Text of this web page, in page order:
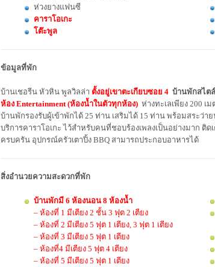
ห่วงยางแฟนซี
คาราโอเกะ
โต๊ะพูล
ข้อมูลที่พัก
บ้านเชอรีน หัวหิน พูลวิลล่า ตั้งอยู่เขาตะเกียบซอย 4 บ้านพักสไต
ห้อง Entertainment (ห้องน้ำในตัวทุกห้อง) ห่างทะเลเพียง 200 เ
บ้านพักรองรับผู้เข้าพักได้ 25 ท่าน เสริมได้ 15 ท่าน พร้อมสระว่าย
บริการคาราโอเกะ ไว้สำหรับคนที่ชอบร้องเพลงเป็นอย่างมาก ติ
ครบครัน อุปกรณ์ครัวเตาปิ้ง BBQ สามารถประกอบอาหารได้
สิ่งอำนวยความสะดวกที่พัก
บ้านพักมี 6 ห้องนอน 8 ห้องน้ำ
– ห้องที่ 1 มีเตียง 2 ชั้น 3 ฟุต 2 เตียง
– ห้องที่ 2 มีเตียง 5 ฟุต 1 เตียง, 3 ฟุต 1 เตียง
– ห้องที่ 3 มีเตียง 5 ฟุต 1 เตียง
– ห้องที่4 มีเตียง 5 ฟุต 4 เตียง
– ห้องที่ 5 มีเตียง 5 ฟุต 1 เตียง